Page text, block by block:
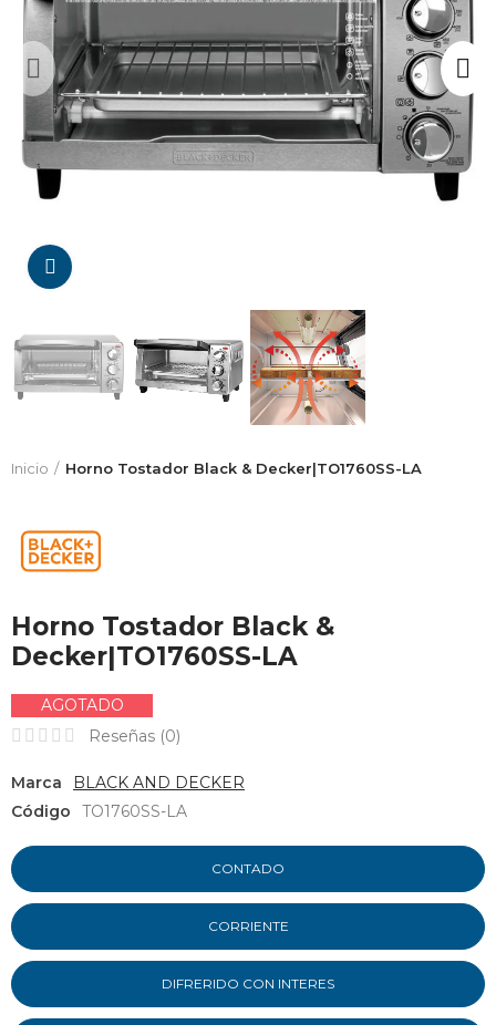
Inicio Horno Tostador Black & Decker|TO1760SS-LA
Horno Tostador Black &
Decker|TO1760SS-LA
AGOTADO
Reseñas (0)
Marca
BLACK AND DECKER
Código
TO1760SS-LA
CONTADO
CORRIENTE
DIFRERIDO CON INTERES